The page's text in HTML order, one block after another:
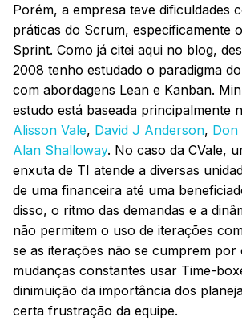
Porém, a empresa teve dificuldades
práticas do Scrum, especificamente
Sprint. Como já citei aqui no blog,
2008 tenho estudado o paradigma
com abordagens Lean e Kanban.
estudo está baseada principalmente
Alisson Vale, David J Anderson, Don
Alan Shalloway. No caso da CVale,
enxuta de TI atende a diversas
de uma financeira até uma
disso, o ritmo das demandas e a
não permitem o uso de iterações
se as iterações não se cumprem por
mudanças constantes usar Time-
dinimuição da importância dos
certa frustração da equipe.